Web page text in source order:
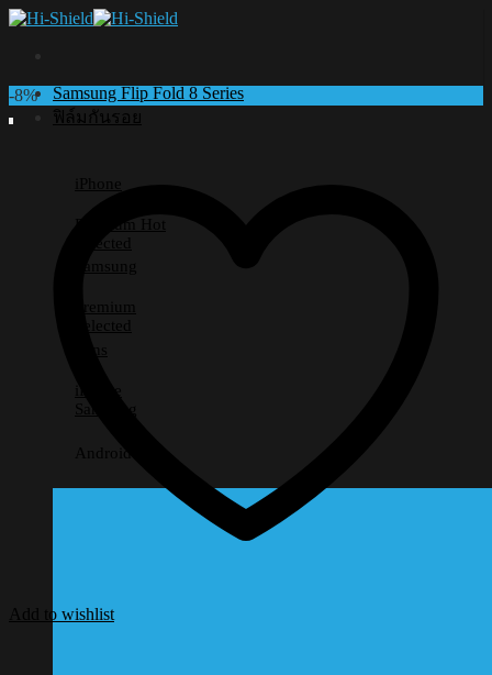
Skip
Samsung Flip Fold 8 Series
ฟิล์มกันรอย
iPhone
Premium
Selected
Samsung
Premium
Selected
Lens
iPhone
Samsung
Android อื่นๆ
-8%
Add to wishlist